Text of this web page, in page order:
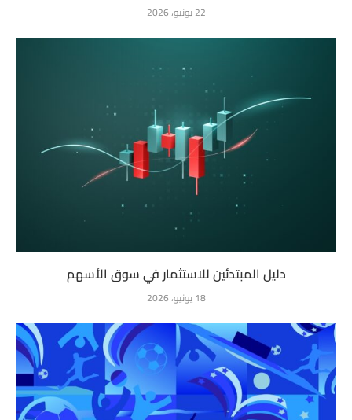
22 يونيو، 2026
دليل المبتدئين للاستثمار في سوق الأسهم
18 يونيو، 2026